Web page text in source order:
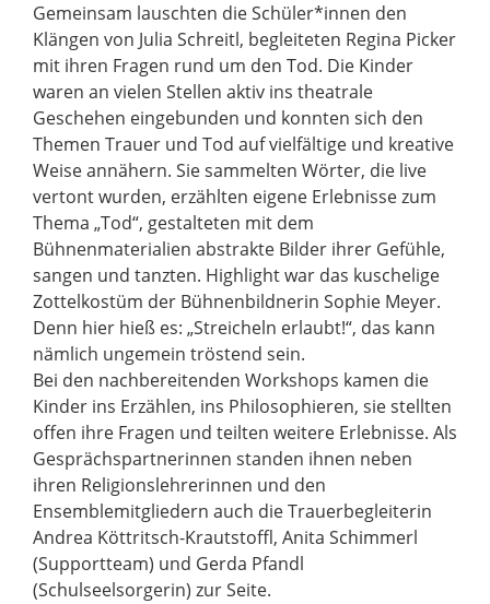
Gemeinsam lauschten die Schüler*innen den
Klängen von Julia Schreitl, begleiteten Regina Picker
mit ihren Fragen rund um den Tod. Die Kinder
waren an vielen Stellen aktiv ins theatrale
Geschehen eingebunden und konnten sich den
Themen Trauer und Tod auf vielfältige und kreative
Weise annähern. Sie sammelten Wörter, die live
vertont wurden, erzählten eigene Erlebnisse zum
Thema „Tod“, gestalteten mit dem
Bühnenmaterialien abstrakte Bilder ihrer Gefühle,
sangen und tanzten. Highlight war das kuschelige
Zottelkostüm der Bühnenbildnerin Sophie Meyer.
Denn hier hieß es: „Streicheln erlaubt!“, das kann
nämlich ungemein tröstend sein.
Bei den nachbereitenden Workshops kamen die
Kinder ins Erzählen, ins Philosophieren, sie stellten
offen ihre Fragen und teilten weitere Erlebnisse. Als
Gesprächspartnerinnen standen ihnen neben
ihren Religionslehrerinnen und den
Ensemblemitgliedern auch die Trauerbegleiterin
Andrea Köttritsch-Krautstoffl, Anita Schimmerl
(Supportteam) und Gerda Pfandl
(Schulseelsorgerin) zur Seite.